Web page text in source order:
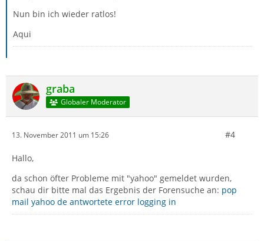
Nun bin ich wieder ratlos!
Aqui
graba
Globaler Moderator
13. November 2011 um 15:26 #4
Hallo,
da schon öfter Probleme mit "yahoo" gemeldet wurden,
schau dir bitte mal das Ergebnis der Forensuche an: pop
mail yahoo de antwortete error logging in